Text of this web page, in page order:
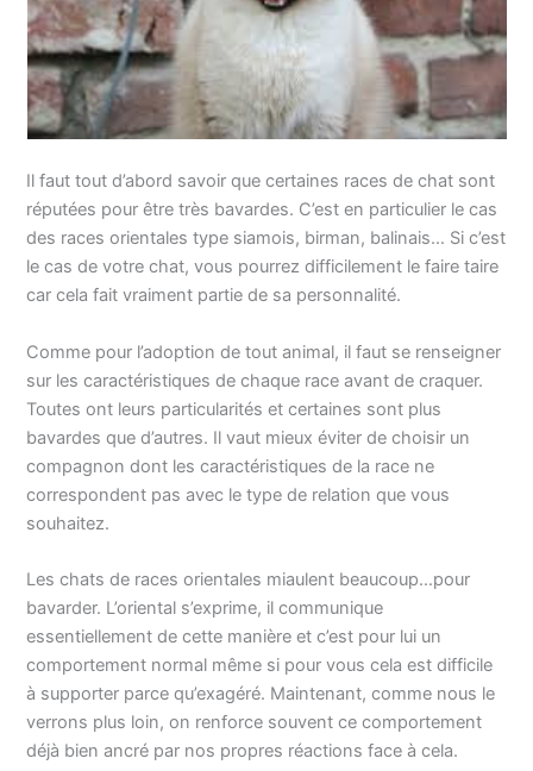
Il faut tout d’abord savoir que certaines races de chat sont
réputées pour être très bavardes. C’est en particulier le cas
des races orientales type siamois, birman, balinais… Si c’est
le cas de votre chat, vous pourrez difficilement le faire taire
car cela fait vraiment partie de sa personnalité.
Comme pour l’adoption de tout animal, il faut se renseigner
sur les caractéristiques de chaque race avant de craquer.
Toutes ont leurs particularités et certaines sont plus
bavardes que d’autres. Il vaut mieux éviter de choisir un
compagnon dont les caractéristiques de la race ne
correspondent pas avec le type de relation que vous
souhaitez.
Les chats de races orientales miaulent beaucoup…pour
bavarder. L’oriental s’exprime, il communique
essentiellement de cette manière et c’est pour lui un
comportement normal même si pour vous cela est difficile
à supporter parce qu’exagéré. Maintenant, comme nous le
verrons plus loin, on renforce souvent ce comportement
déjà bien ancré par nos propres réactions face à cela.